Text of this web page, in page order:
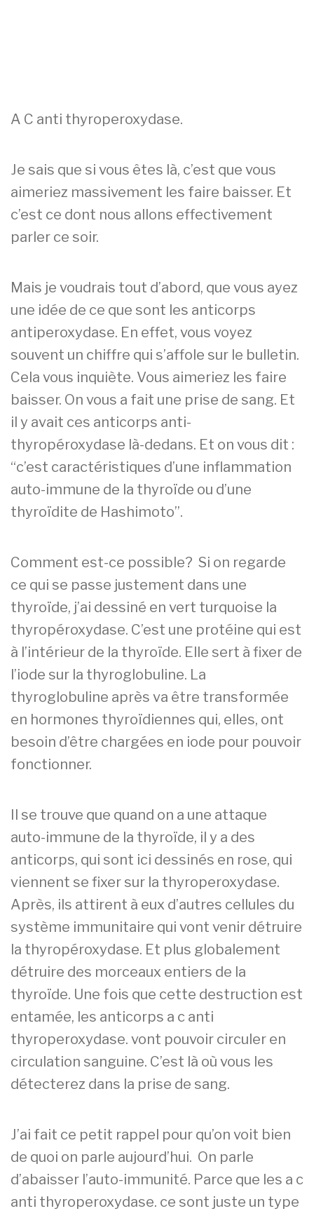
A C anti thyroperoxydase.
Je sais que si vous êtes là, c’est que vous
aimeriez massivement les faire baisser. Et
c’est ce dont nous allons effectivement
parler ce soir.
Mais je voudrais tout d’abord, que vous ayez
une idée de ce que sont les anticorps
antiperoxydase. En effet, vous voyez
souvent un chiffre qui s’affole sur le bulletin.
Cela vous inquiète. Vous aimeriez les faire
baisser. On vous a fait une prise de sang. Et
il y avait ces anticorps anti-
thyropéroxydase là-dedans. Et on vous dit :
“c’est caractéristiques d’une inflammation
auto-immune de la thyroïde ou d’une
thyroïdite de Hashimoto”.
Comment est-ce possible? Si on regarde
ce qui se passe justement dans une
thyroïde, j’ai dessiné en vert turquoise la
thyropéroxydase. C’est une protéine qui est
à l’intérieur de la thyroïde. Elle sert à fixer de
l’iode sur la thyroglobuline. La
thyroglobuline après va être transformée
en hormones thyroïdiennes qui, elles, ont
besoin d’être chargées en iode pour pouvoir
fonctionner.
Il se trouve que quand on a une attaque
auto-immune de la thyroïde, il y a des
anticorps, qui sont ici dessinés en rose, qui
viennent se fixer sur la thyroperoxydase.
Après, ils attirent à eux d’autres cellules du
système immunitaire qui vont venir détruire
la thyropéroxydase. Et plus globalement
détruire des morceaux entiers de la
thyroïde. Une fois que cette destruction est
entamée, les anticorps a c anti
thyroperoxydase. vont pouvoir circuler en
circulation sanguine. C’est là où vous les
détecterez dans la prise de sang.
J’ai fait ce petit rappel pour qu’on voit bien
de quoi on parle aujourd’hui. On parle
d’abaisser l’auto-immunité. Parce que les a c
anti thyroperoxydase. ce sont juste un type